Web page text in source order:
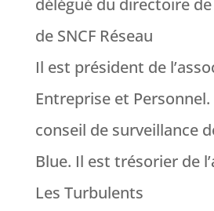
de SNCF Réseau
Il est président de
Entreprise et
conseil de surveillance
Blue. Il est trésorier de
Les Turbulents